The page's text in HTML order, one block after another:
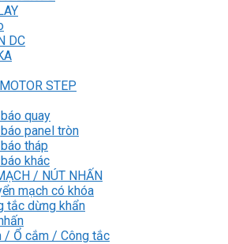
DC
STEP
quay
panel tròn
tháp
khác
/ NÚT NHẤN
mạch có khóa
tắc dừng khẩn
/ Ổ cắm / Công tắc